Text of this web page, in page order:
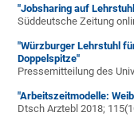
"Jobsharing auf
Süddeutsche Zeitung
"Würzburger Lehrstuhl
Doppelspitze"
Pressemitteilung des
"Arbeitszeitmodelle:
Dtsch Arztebl 2018;